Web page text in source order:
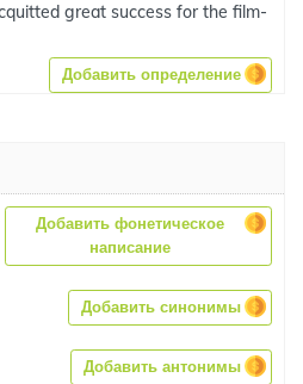
great success for the film-
Добавить определение
Добавить фонетическое
написание
Добавить синонимы
Добавить антонимы